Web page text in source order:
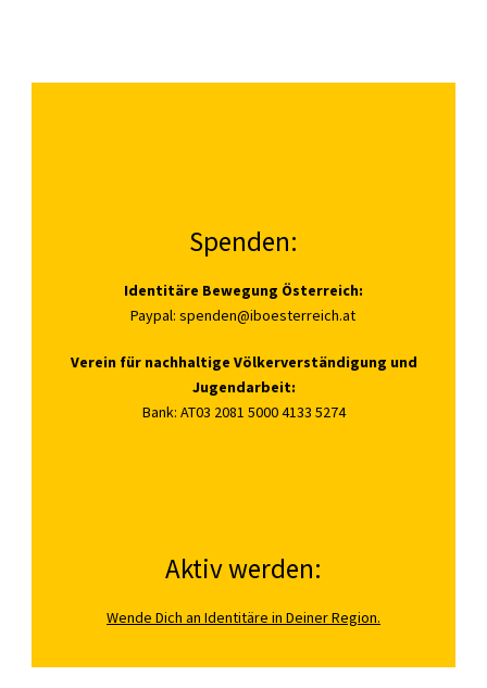
Spenden:
Identitäre Bewegung Österreich:
Paypal: spenden@iboesterreich.at
Verein für nachhaltige Völkerverständigung und
Jugendarbeit:
Bank: AT03 2081 5000 4133 5274
Aktiv werden:
Wende Dich an Identitäre in Deiner Region.